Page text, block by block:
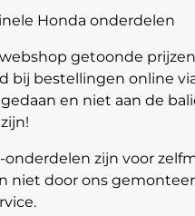
Honda onderdelen
getoonde
bij bestellingen online
en niet aan de
onderdelen zijn voor
niet door ons